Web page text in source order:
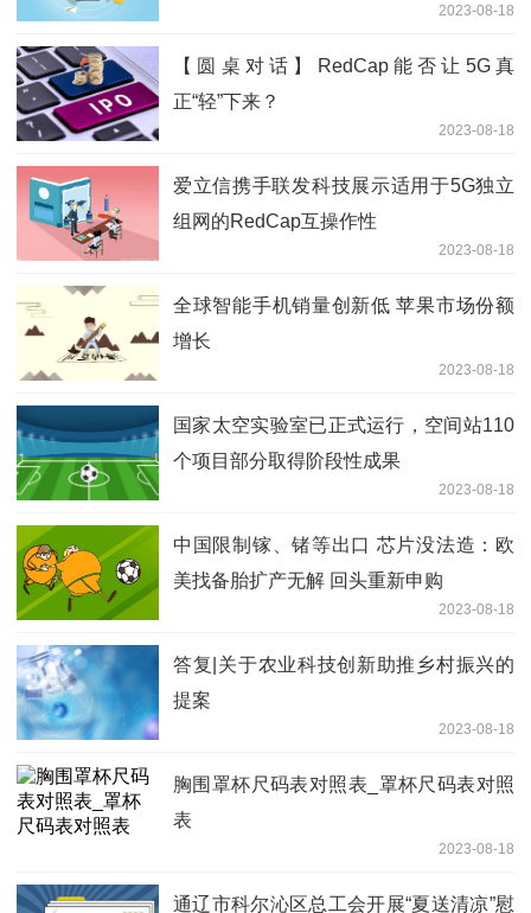
2023-08-18
【圆桌对话】RedCap能否让5G真
正“轻”下来？
2023-08-18
爱立信携手联发科技展示适用于5G独立
组网的RedCap互操作性
2023-08-18
全球智能手机销量创新低 苹果市场份额
增长
2023-08-18
国家太空实验室已正式运行，空间站110
个项目部分取得阶段性成果
2023-08-18
中国限制镓、锗等出口 芯片没法造：欧
美找备胎扩产无解 回头重新申购
2023-08-18
答复|关于农业科技创新助推乡村振兴的
提案
2023-08-18
胸围罩杯尺码表对照表_罩杯尺码表对照
表
2023-08-18
通辽市科尔沁区总工会开展“夏送清凉”慰